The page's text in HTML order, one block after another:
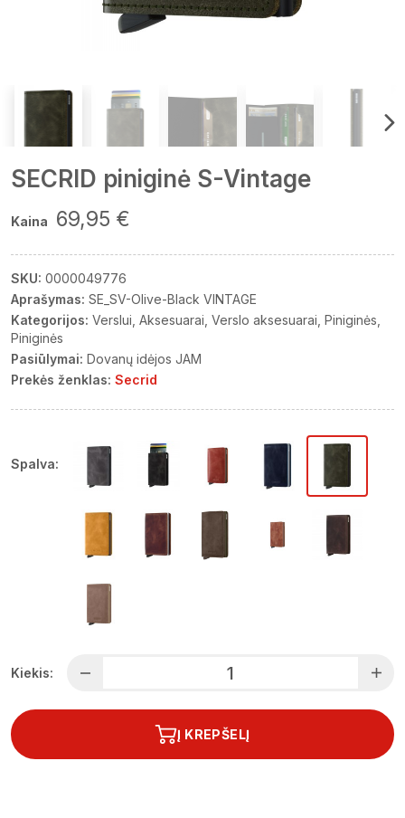
SECRID piniginė S-Vintage
Kaina 69,95 €
SKU: 0000049776
Aprašymas: SE_SV-Olive-Black VINTAGE
Kategorijos: Verslui Aksesuarai Verslo aksesuarai Piniginės
Piniginės
Pasiūlymai: Dovanų idėjos JAM
Prekės ženklas: Secrid
Spalva:
Kiekis:
Į KREPŠELĮ